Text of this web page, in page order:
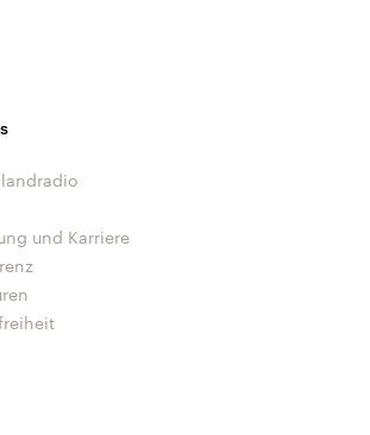
und Karriere